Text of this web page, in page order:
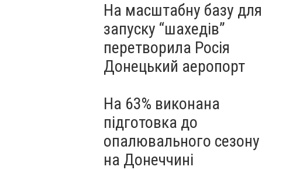
На масштабну базу для
запуску “шахедів”
перетворила Росія
Донецький аеропорт
На 63% виконана
підготовка до
опалювального сезону
на Донеччині